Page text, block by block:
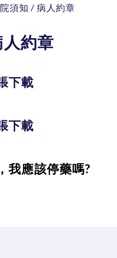
須知 / 病人約章
約章
下載
下載
我應該停藥嗎?